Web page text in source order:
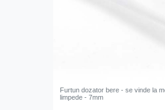
Furtun dozator bere - se vinde la
limpede - 7mm